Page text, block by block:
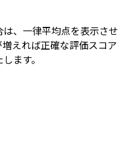
、一律平均点を表示させ
えれば正確な評価スコア
ます。